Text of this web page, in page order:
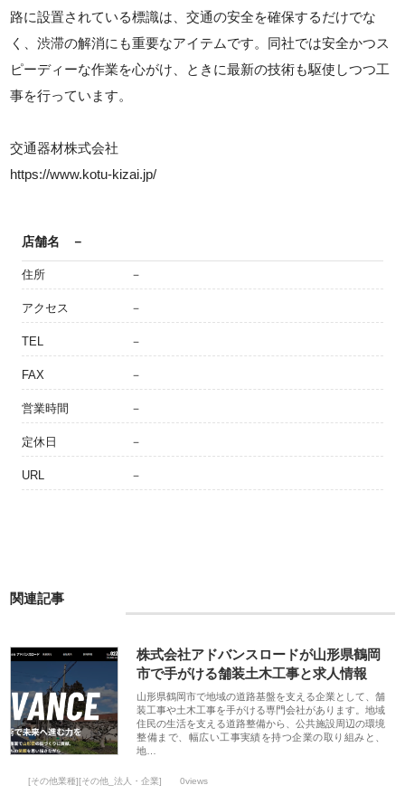
路に設置されている標識は、交通の安全を確保するだけでな
く、渋滞の解消にも重要なアイテムです。同社では安全かつス
ピーディーな作業を心がけ、ときに最新の技術も駆使しつつ工
事を行っています。
交通器材株式会社
https://www.kotu-kizai.jp/
店舗名 －
住所 －
アクセス －
TEL －
FAX －
営業時間 －
定休日 －
URL －
関連記事
株式会社アドバンスロードが山形県鶴岡
市で手がける舗装土木工事と求人情報
山形県鶴岡市で地域の道路基盤を支える企業として、舗
装工事や土木工事を手がける専門会社があります。地域
住民の生活を支える道路整備から、公共施設周辺の環境
整備まで、幅広い工事実績を持つ企業の取り組みと、
地…
[その他業種][その他_法人・企業] 0views